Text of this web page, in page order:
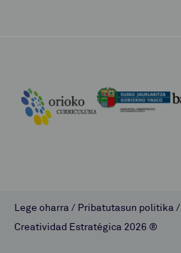
Lege oharra/ Pribatutasun politika/
Creatividad Estratégica 2026 ®